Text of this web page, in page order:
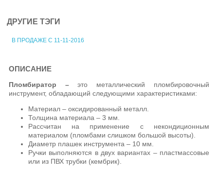
ДРУГИЕ ТЭГИ
В ПРОДАЖЕ С 11-11-2016
ОПИСАНИЕ
Пломбиратор –это металлический пломбировочный
инструмент, обладающий следующими характеристиками:
Материал – оксидированный металл.
Толщина материала – 3 мм.
Рассчитан на применение с некондиционным
материалом (пломбами слишком большой высоты).
Диаметр плашек инструмента – 10 мм.
Ручки выполняются в двух вариантах – пластмассовые
или из ПВХ трубки (кембрик).